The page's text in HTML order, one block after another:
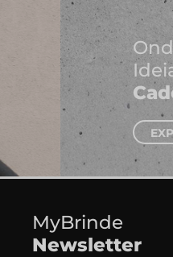
Onde
Ideias
Cadernos e
EXPLORAR
MyBrinde
Newsletter